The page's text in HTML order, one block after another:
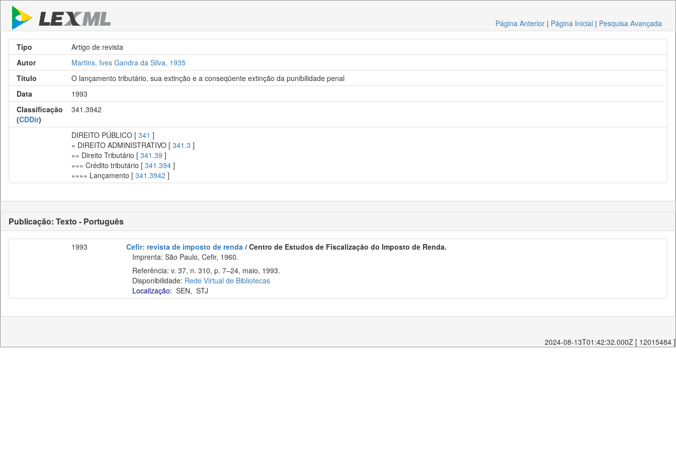
Página Anterior | Página Inicial | Pesquisa Avançada
Tipo
Artigo de revista
Autor
Martins, Ives Gandra da Silva, 1935
Título
O lançamento tributário, sua extinção e a conseqüente extinção da punibilidade penal
Data
1993
Classificação
(CDDir)
341.3942
DIREITO PÚBLICO [ 341 ]
» DIREITO ADMINISTRATIVO [ 341.3 ]
»» Direito Tributário [ 341.39 ]
»»» Crédito tributário [ 341.394 ]
»»»» Lançamento [ 341.3942 ]
Publicação: Texto - Português
1993 Cefir: revista de imposto de renda / Centro de Estudos de Fiscalização do Imposto de Renda.
Imprenta: São Paulo, Cefir, 1960.
Referência: v. 37, n. 310, p. 7–24, maio, 1993.
Disponibilidade: Rede Virtual de Bibliotecas
Localização: SEN, STJ
2024-08-13T01:42:32.000Z [ 12015484 ]